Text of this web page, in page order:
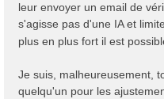
leur envoyer un email de
s'agisse pas d'une IA et
plus en plus fort il est
Je suis, malheureusement,
quelqu'un pour les